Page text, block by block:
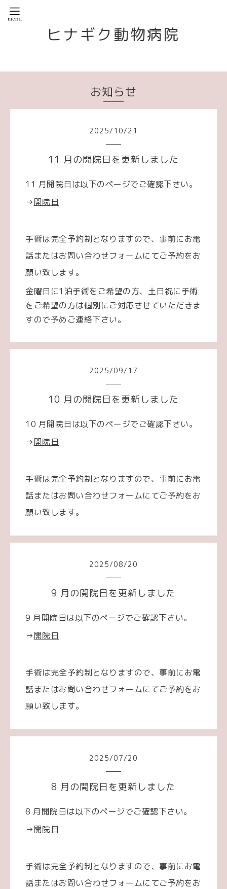
ヒナギク動物病院
お知らせ
2025/ 10/21
11 月の開院日を更新しました
11 月開院日は以下のページでご確認下さい。
→開院日
手術は完全予約制となりますので、事前にお電
話またはお問い合わせフォームにてご予約をお
願い致します。
金曜日に1泊手術をご希望の方、土日祝に手術
をご希望の方は個別にご対応させていただきま
すので予めご連絡下さい。
2025/09/ 17
10 月の開院日を更新しました
10 月開院日は以下のページでご確認下さい。
→開院日
手術は完全予約制となりますので、事前にお電
話またはお問い合わせフォームにてご予約をお
願い致します。
2025/08/20
9 月の開院日を更新しました
9 月開院日は以下のページでご確認下さい。
→開院日
手術は完全予約制となりますので、事前にお電
話またはお問い合わせフォームにてご予約をお
願い致します。
2025/07/20
8 月の開院日を更新しました
8 月開院日は以下のページでご確認下さい。
→開院日
手術は完全予約制となりますので、事前にお電
話またはお問い合わせフォームにてご予約をお